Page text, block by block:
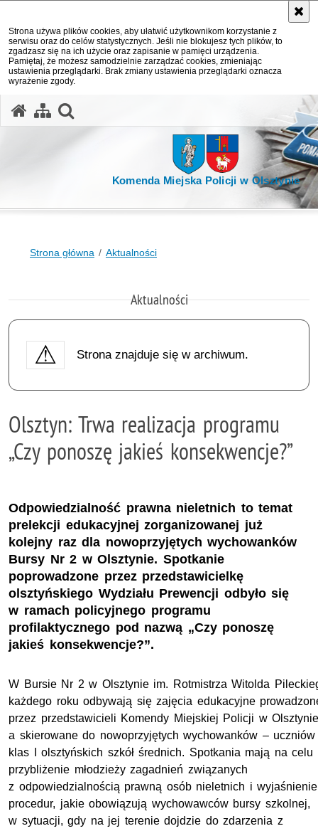
Strona używa plików cookies, aby ułatwić użytkownikom korzystanie z
serwisu oraz do celów statystycznych. Jeśli nie blokujesz tych plików, to
zgadzasz się na ich użycie oraz zapisanie w pamięci urządzenia.
Pamiętaj, że możesz samodzielnie zarządzać cookies, zmieniając
ustawienia przeglądarki. Brak zmiany ustawienia przeglądarki oznacza
wyrażenie zgody.
Komenda Miejska Policji w Olsztynie
Strona główna Aktualności
Aktualności
Strona znajduje się w archiwum.
Olsztyn: Trwa realizacja programu
„Czy ponoszę jakieś konsekwencje?”
Odpowiedzialność prawna nieletnich to temat
prelekcji edukacyjnej zorganizowanej już
kolejny raz dla nowoprzyjętych wychowanków
Bursy Nr 2 w Olsztynie. Spotkanie
poprowadzone przez przedstawicielkę
olsztyńskiego Wydziału Prewencji odbyło się
w ramach policyjnego programu
profilaktycznego pod nazwą „Czy ponoszę
jakieś konsekwencje?”.
W Bursie Nr 2 w Olsztynie im. Rotmistrza Witolda
każdego roku odbywają się zajęcia edukacyjne
przez przedstawicieli Komendy Miejskiej Policji w
a skierowane do nowoprzyjętych wychowanków – uczniów
klas I olsztyńskich szkół średnich. Spotkania mają na celu
przybliżenie młodzieży zagadnień związanych
z odpowiedzialnością prawną osób nieletnich i wyjaśnienie
procedur, jakie obowiązują wychowawców bursy szkolnej,
w sytuacji, gdy na jej terenie dojdzie do zdarzenia z